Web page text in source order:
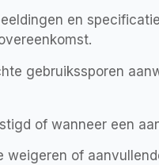
en
gebruikssporen
of wanneer een
weigeren of